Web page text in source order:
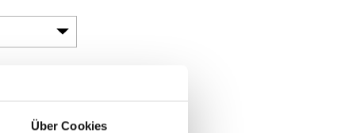
Über Cookies